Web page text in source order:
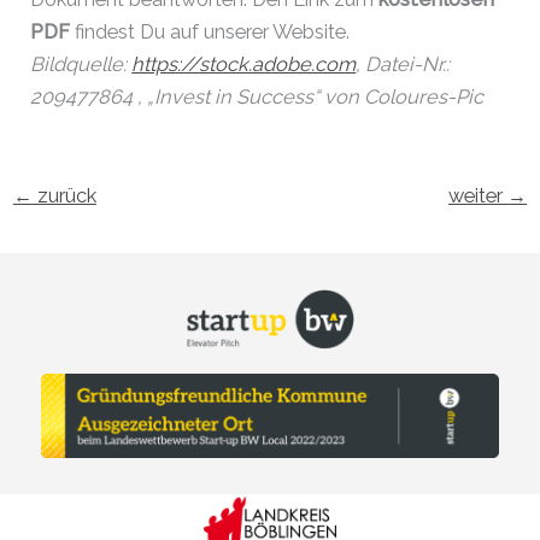
PDF findest Du auf unserer Website.
Bildquelle: https://stock.adobe.com, Datei-Nr.:
209477864 , „Invest in Success“ von Coloures-Pic
← zurück weiter →